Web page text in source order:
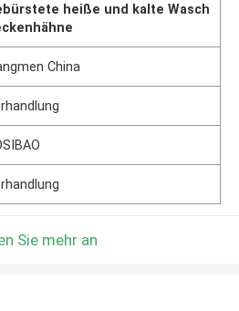
heiße und kalte Wasch
China
Sie mehr an